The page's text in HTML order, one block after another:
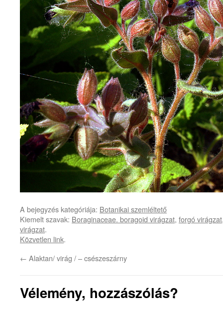
A bejegyzés kategóriája: Botanikai szemléltető
Kiemelt szavak: Boraginaceae. boragoid virágzat, forgó virágzat
virágzat.
Közvetlen link.
← Alaktan/ virág / – csészeszárny
Vélemény, hozzászólás?